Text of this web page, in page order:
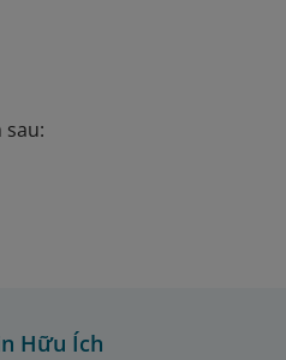
Hữu Ích